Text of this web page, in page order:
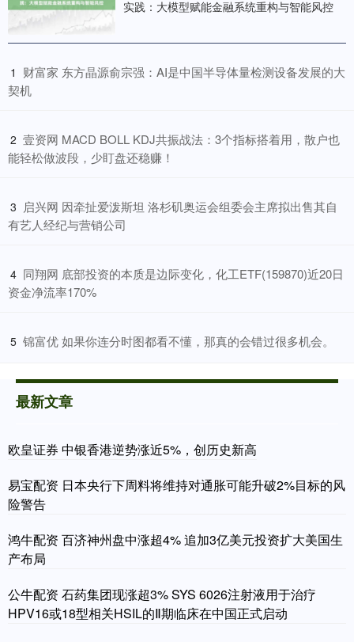
实践：大模型赋能金融系统重构与智能风控
1 ​财富家 东方晶源俞宗强：AI是中国半导体量检测设备发展的大
契机
2 ​壹资网 MACD BOLL KDJ共振战法：3个指标搭着用，散户也
能轻松做波段，少盯盘还稳赚！
3 ​启兴网 因牵扯爱泼斯坦 洛杉矶奥运会组委会主席拟出售其自
有艺人经纪与营销公司
4 ​同翔网 底部投资的本质是边际变化，化工ETF(159870)近20日
资金净流率170%
5 ​锦富优 如果你连分时图都看不懂，那真的会错过很多机会。
最新文章
欧皇证券 中银香港逆势涨近5%，创历史新高
易宝配资 日本央行下周料将维持对通胀可能升破2%目标的风
险警告
鸿牛配资 百济神州盘中涨超4% 追加3亿美元投资扩大美国生
产布局
公牛配资 石药集团现涨超3% SYS 6026注射液用于治疗
HPV16或18型相关HSIL的Ⅱ期临床在中国正式启动